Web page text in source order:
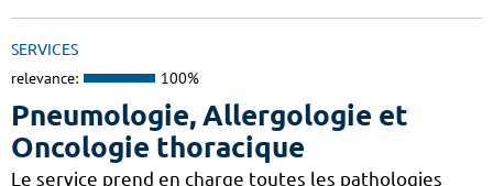
SERVICES
relevance: 100%
Pneumologie, Allergologie et
Oncologie thoracique
Le service prend en charge toutes les pathologies